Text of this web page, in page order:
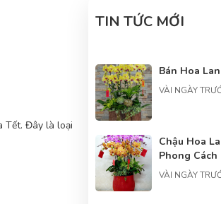
Tết. Đây là loại
TIN TỨC MỚI
Bán Hoa
VÀI NGÀY
Chậu Hoa
Phong Cách
VÀI NGÀY